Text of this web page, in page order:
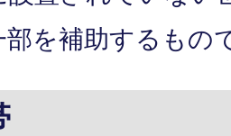
を補助するもの